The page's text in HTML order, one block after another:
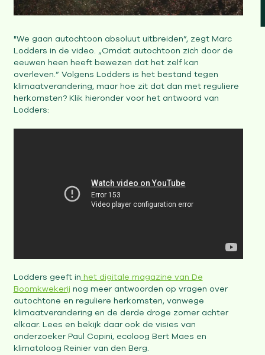
"We gaan autochtoon absoluut uitbreiden”, zegt Marc
Lodders in de video. „Omdat autochtoon zich door de
eeuwen heen heeft bewezen dat het zelf kan
overleven.” Volgens Lodders is het bestand tegen
klimaatverandering, maar hoe zit dat dan met reguliere
herkomsten? Klik hieronder voor het antwoord van
Lodders:
Lodders geeft in het digitale magazine van De
Boomkwekerij nog meer antwoorden op vragen over
autochtone en reguliere herkomsten, vanwege
klimaatverandering en de derde droge zomer achter
elkaar. Lees en bekijk daar ook de visies van
onderzoeker Paul Copini, ecoloog Bert Maes en
klimatoloog Reinier van den Berg.